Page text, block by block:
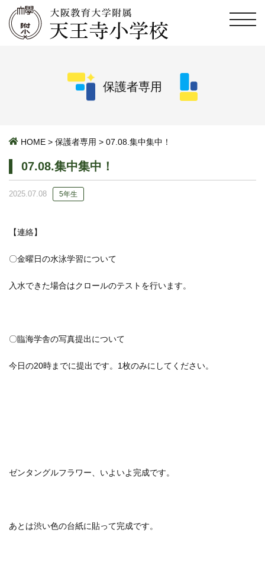
保護者専用
HOME > 保護者専用 > 07.08.集中集中！
07.08.集中集中！
2025.07.08 5年生
【連絡】
〇金曜日の水泳学習について
入水できた場合はクロールのテストを行います。
〇臨海学舎の写真提出について
今日の20時までに提出です。1枚のみにしてください。
ゼンタングルフラワー、いよいよ完成です。
あとは渋い色の台紙に貼って完成です。